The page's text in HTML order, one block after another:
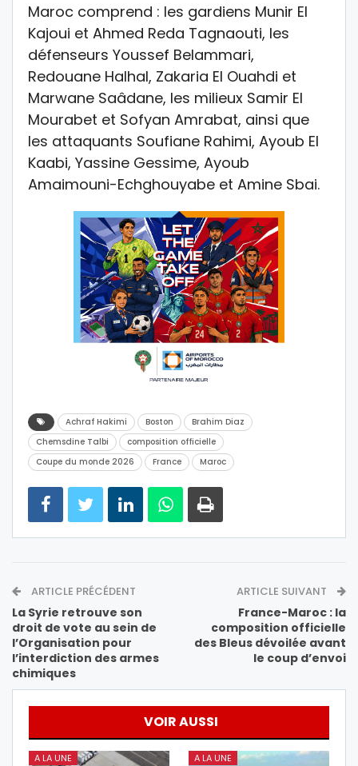
Maroc comprend : les gardiens Munir El
Kajoui et Ahmed Reda Tagnaouti, les
défenseurs Youssef Belammari,
Redouane Halhal, Zakaria El Ouahdi et
Marwane Saâdane, les milieux Samir El
Mourabet et Sofyan Amrabat, ainsi que
les attaquants Soufiane Rahimi, Ayoub El
Kaabi, Yassine Gessime, Ayoub
Amaimouni-Echghouyabe et Amine Sbai.
Achraf Hakimi Boston
Brahim Diaz
Chemsdine Talbi
composition officielle
Coupe du monde 2026
France Maroc
ARTICLE PRÉCÉDENT
La Syrie retrouve son
droit de vote au sein de
l’Organisation pour
l’interdiction des armes
chimiques
ARTICLE SUIVANT
France-Maroc : la
composition officielle
des Bleus dévoilée avant
le coup d’envoi
VOIR AUSSI
A LA UNE A LA UNE